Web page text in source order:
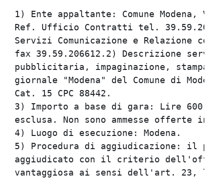
1) Ente appaltante: Comune
Ref. Ufficio Contratti tel.
Servizi Comunicazione e
fax 39.59.206612.2)
pubblicitaria,
giornale "Modena" del Comune
Cat. 15
3) Importo a base di gara: Lire
esclusa. Non sono
4) Luogo di
5) Procedura di
aggiudicato con il criterio
vantaggiosa ai sensi dell'art.